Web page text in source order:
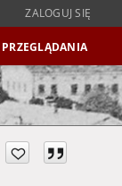
ZALOGUJ SIĘ